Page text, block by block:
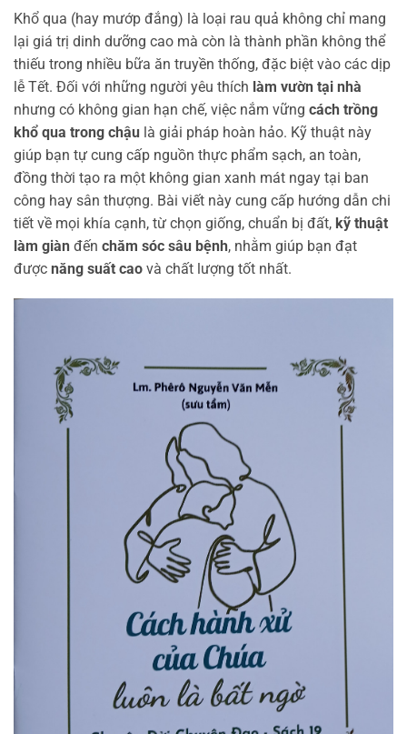
Khổ qua (hay mướp đắng) là loại rau quả không chỉ mang
lại giá trị dinh dưỡng cao mà còn là thành phần không thể
thiếu trong nhiều bữa ăn truyền thống, đặc biệt vào các dịp
lễ Tết. Đối với những người yêu thích làm vườn tại nhà
nhưng có không gian hạn chế, việc nắm vững cách trồng
khổ qua trong chậu là giải pháp hoàn hảo. Kỹ thuật này
giúp bạn tự cung cấp nguồn thực phẩm sạch, an toàn,
đồng thời tạo ra một không gian xanh mát ngay tại ban
công hay sân thượng. Bài viết này cung cấp hướng dẫn chi
tiết về mọi khía cạnh, từ chọn giống, chuẩn bị đất, kỹ thuật
làm giàn đến chăm sóc sâu bệnh, nhằm giúp bạn đạt
được năng suất cao và chất lượng tốt nhất.